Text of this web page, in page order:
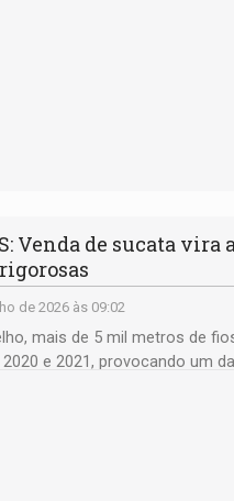
Venda de sucata
de 2026 às 09:02
mais de 5 mil metros de
e 2021, provocando um